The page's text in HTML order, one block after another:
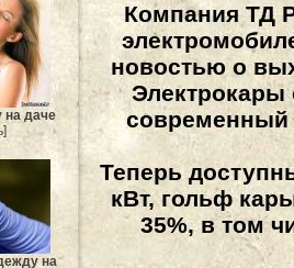
на даче
на
Компания ТД
новостью о
Электрокары
современный
Теперь
кВт, гольф
35%, в том